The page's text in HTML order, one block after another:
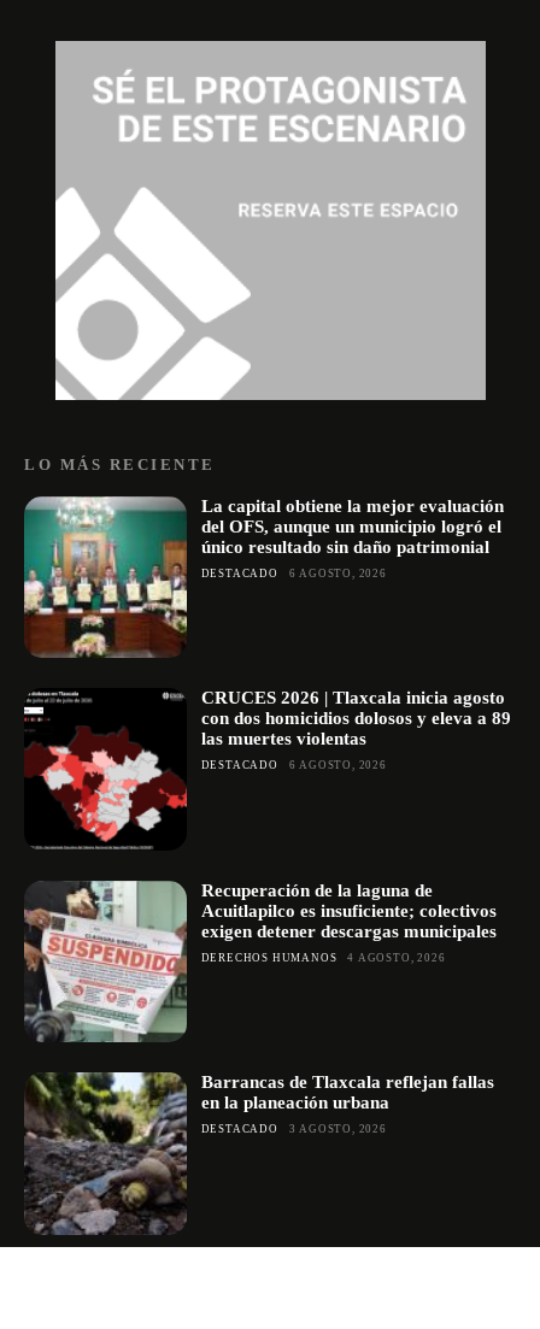
LO MÁS RECIENTE
La capital obtiene la mejor evaluación
del OFS, aunque un municipio logró el
único resultado sin daño patrimonial
DESTACADO 6 AGOSTO, 2026
CRUCES 2026 | Tlaxcala inicia agosto
con dos homicidios dolosos y eleva a 89
las muertes violentas
DESTACADO 6 AGOSTO, 2026
Recuperación de la laguna de
Acuitlapilco es insuficiente; colectivos
exigen detener descargas municipales
DERECHOS HUMANOS 4 AGOSTO, 2026
Barrancas de Tlaxcala reflejan fallas
en la planeación urbana
DESTACADO 3 AGOSTO, 2026